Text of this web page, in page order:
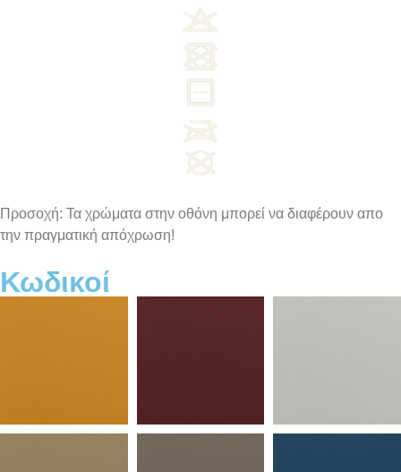
Προσοχή: Τα χρώματα στην οθόνη μπορεί να διαφέρουν απο
την πραγματική απόχρωση!
Κωδικοί